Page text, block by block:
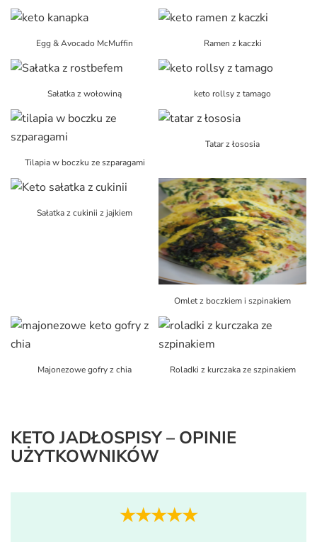
Egg & Avocado McMuffin Ramen z kaczki
Sałatka z wołowiną keto rollsy z tamago
Tilapia w boczku ze szparagami
Tatar z łososia
Sałatka z cukinii z jajkiem
Omlet z boczkiem i szpinakiem
Majonezowe gofry z chia Roladki z kurczaka ze szpinakiem
KETO JADŁOSPISY – OPINIE
UŻYTKOWNIKÓW
★★★★★